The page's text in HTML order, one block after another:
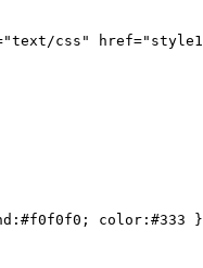
css"
color:#333 }